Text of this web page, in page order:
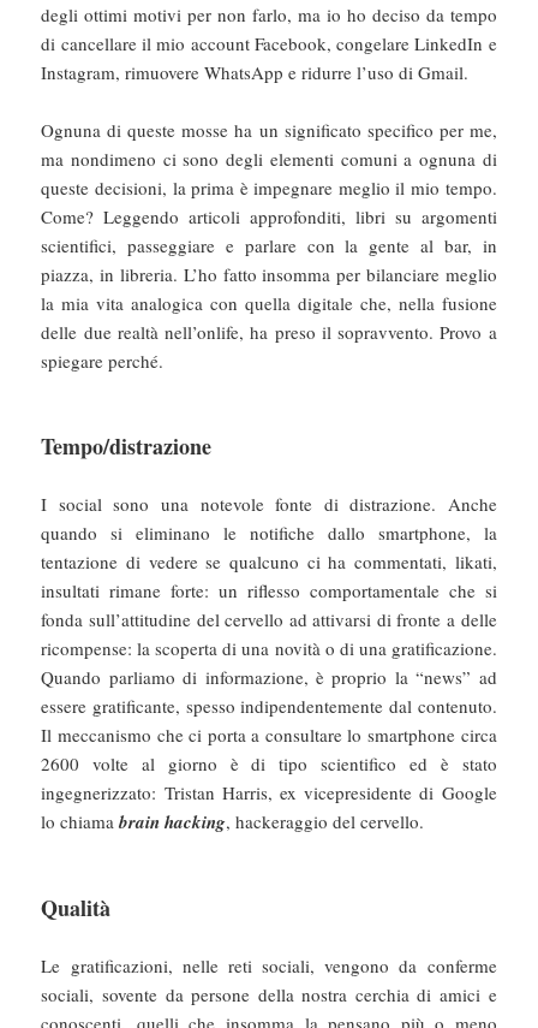
degli ottimi motivi per non farlo, ma io ho deciso da tempo
di cancellare il mio account Facebook, congelare LinkedIn e
Instagram, rimuovere WhatsApp e ridurre l’uso di Gmail.
Ognuna di queste mosse ha un significato specifico per me,
ma nondimeno ci sono degli elementi comuni a ognuna di
queste decisioni, la prima è impegnare meglio il mio tempo.
Come? Leggendo articoli approfonditi, libri su argomenti
scientifici, passeggiare e parlare con la gente al bar, in
piazza, in libreria. L’ho fatto insomma per bilanciare meglio
la mia vita analogica con quella digitale che, nella fusione
delle due realtà nell’onlife, ha preso il sopravvento. Provo a
spiegare perché.
Tempo/distrazione
I social sono una notevole fonte di distrazione. Anche
quando si eliminano le notifiche dallo smartphone, la
tentazione di vedere se qualcuno ci ha commentati, likati,
insultati rimane forte: un riflesso comportamentale che si
fonda sull’attitudine del cervello ad attivarsi di fronte a delle
ricompense: la scoperta di una novità o di una gratificazione.
Quando parliamo di informazione, è proprio la “news” ad
essere gratificante, spesso indipendentemente dal contenuto.
Il meccanismo che ci porta a consultare lo smartphone circa
2600 volte al giorno è di tipo scientifico ed è stato
ingegnerizzato: Tristan Harris, ex vicepresidente di Google
lo chiamabrain hacking, hackeraggio del cervello.
Qualità
Le gratificazioni, nelle reti sociali, vengono da conferme
sociali, sovente da persone della nostra cerchia di amici e